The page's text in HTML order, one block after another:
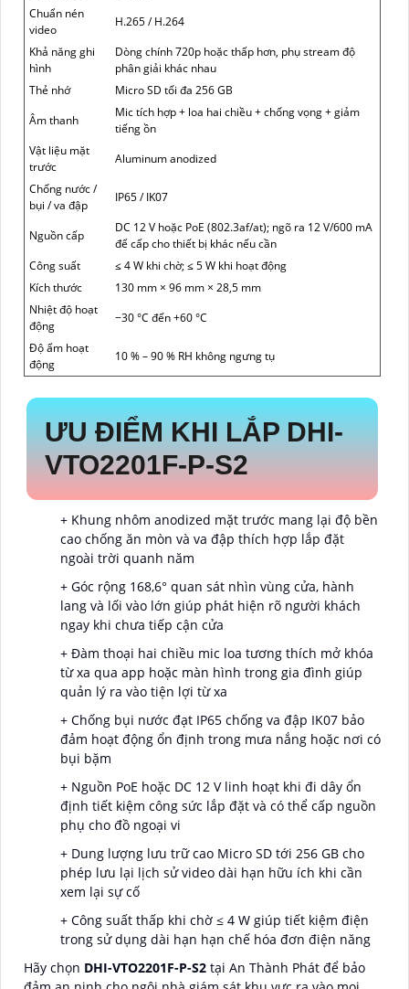
Chuẩn nén
video
H.265 / H.264
Khả năng ghi
hình
Dòng chính 720p hoặc thấp hơn, phụ stream độ
phân giải khác nhau
Thẻ nhớ
Micro SD tối đa 256 GB
Âm thanh
Mic tích hợp + loa hai chiều + chống vọng + giảm
tiếng ồn
Vật liệu mặt
trước
Aluminum anodized
Chống nước /
bụi / va đập
IP65 / IK07
Nguồn cấp
DC 12 V hoặc PoE (802.3af/at); ngõ ra 12 V/600 mA
để cấp cho thiết bị khác nếu cần
Công suất
≤ 4 W khi chờ; ≤ 5 W khi hoạt động
Kích thước
130 mm × 96 mm × 28,5 mm
Nhiệt độ hoạt
động
−30 °C đến +60 °C
Độ ẩm hoạt
động
10 % – 90 % RH không ngưng tụ
ƯU ĐIỂM KHI LẮP DHI-
VTO2201F-P-S2
+ Khung nhôm anodized mặt trước mang lại độ bền
cao chống ăn mòn và va đập thích hợp lắp đặt
ngoài trời quanh năm
+ Góc rộng 168,6° quan sát nhìn vùng cửa, hành
lang và lối vào lớn giúp phát hiện rõ người khách
ngay khi chưa tiếp cận cửa
+ Đàm thoại hai chiều mic loa tương thích mở khóa
từ xa qua app hoặc màn hình trong gia đình giúp
quản lý ra vào tiện lợi từ xa
+ Chống bụi nước đạt IP65 chống va đập IK07 bảo
đảm hoạt động ổn định trong mưa nắng hoặc nơi có
bụi bặm
+ Nguồn PoE hoặc DC 12 V linh hoạt khi đi dây ổn
định tiết kiệm công sức lắp đặt và có thể cấp nguồn
phụ cho đồ ngoại vi
+ Dung lượng lưu trữ cao Micro SD tới 256 GB cho
phép lưu lại lịch sử video dài hạn hữu ích khi cần
xem lại sự cố
+ Công suất thấp khi chờ ≤ 4 W giúp tiết kiệm điện
trong sử dụng dài hạn hạn chế hóa đơn điện năng
Hãy chọn DHI-VTO2201F-P-S2 tại An Thành Phát để bảo